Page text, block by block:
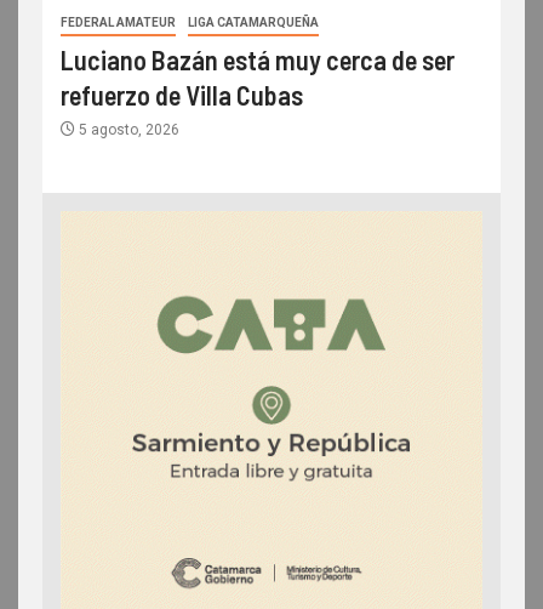
FEDERAL AMATEUR LIGA CATAMARQUEÑA
Luciano Bazán está muy cerca de ser
refuerzo de Villa Cubas
5 agosto, 2026